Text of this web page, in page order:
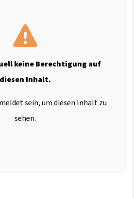
keine Berechtigung auf
diesen Inhalt.
sein, um diesen Inhalt zu
sehen.